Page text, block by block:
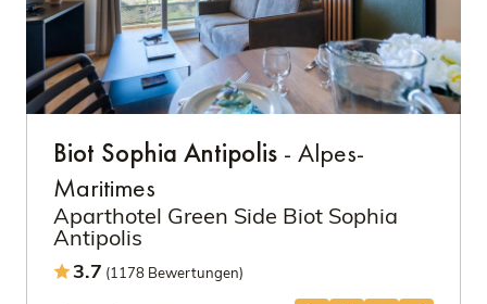
Biot Sophia Antipolis - Alpes-
Maritimes
Aparthotel Green Side Biot Sophia
Antipolis
3.7 (1178 Bewertungen)